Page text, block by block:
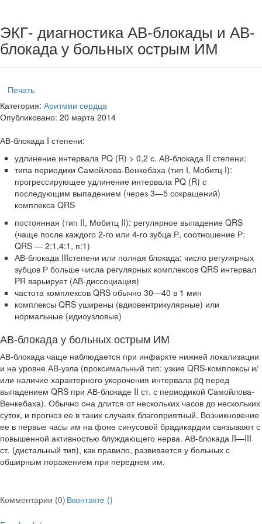
ЭКГ- диагностика АВ-блокады и АВ-
блокада у больных острым ИМ
Печать
Категория: Аритмии сердца
Опубликовано: 20 марта 2014
АВ-блокада I степени:
удлинение интервала PQ (R) > 0,2 с. АВ-блокада II степени:
типа периодики Самойлова-Венкебаха (тип I, Мобитц I):
прогрес­сирующее удлинение интервала PQ (R) с
последующим выпадением (через 3—5 сокращений)
комплекса QRS
постоянная (тип II, Мобитц II): регулярное выпадение QRS
(чаще после каждого 2-го или 4-го зубца Р, соотношение Р:
QRS — 2:1,4:1, п:1)
АВ-блокада IIIстепени или полная блокада: число регулярных
зубцов Р больше числа регулярных комплексов QRS интервал
PR варьирует (АВ-диссоциация)
частота комплексов QRS обычно 30—40 в 1 мин
комплексы QRS уширены (вдиовентрикулярные) или
нормальные (идиоузловые)
АВ-блокада у больных острым ИМ
АВ-блокада чаще наблюдается при инфаркте нижней локализа­ции
и на уровне АВ-узла (проксимальный тип: узкие QRS-комплексы и/
или наличие характерного укорочения интервала pq перед
выпаде­нием QRS при АВ-блокаде II ст. с периодикой Самойлова-
Венкебаха). Обычно она длится от нескольких часов до нескольких
суток, и прогноз ее в таких случаях благоприятный. Возникновение
ее в первые часы им на фоне синусовой брадикардии связывают с
повышенной активностью блуждающего нерва. АВ-блокада II—III
ст. (дистальный тип), как прави­ло, развивается у больных с
обширным поражением при переднем им.
Комментарии (0) Вконтакте ()